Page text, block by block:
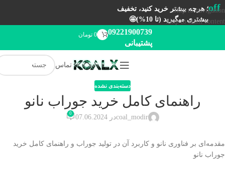
Skip to navigation
Skip to main content
off؛ هرچه بیشتر خرید کنید، تخفیف
بیشتری میگیرید (تا 10%)🤩
09221900739
پشتیبانی
0 تومان
تماس
دسته‌بندی نشده
راهنمای کامل خرید جوراب نانو
coal_modirدر 07.06.2024 0
مقدمه‌ای بر فناوری نانو و کاربرد آن در تولید جوراب و راهنمای کامل خرید
جوراب نانو